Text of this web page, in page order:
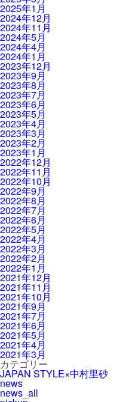
2025年1月
2024年12月
2024年11月
2024年5月
2024年4月
2024年1月
2023年12月
2023年9月
2023年8月
2023年7月
2023年6月
2023年5月
2023年4月
2023年3月
2023年2月
2023年1月
2022年12月
2022年11月
2022年10月
2022年9月
2022年8月
2022年7月
2022年6月
2022年5月
2022年4月
2022年3月
2022年2月
2022年1月
2021年12月
2021年11月
2021年10月
2021年9月
2021年7月
2021年6月
2021年5月
2021年4月
2021年3月
カテゴリー
JAPAN STYLE×中村里砂
news
news_all